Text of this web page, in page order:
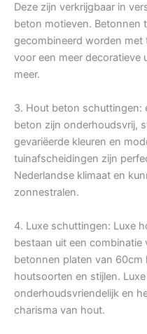
Deze zijn verkrijgbaar in
beton motieven. Betonnen
gecombineerd worden met
voor een meer decoratieve
meer.
3. Hout beton schuttingen:
beton zijn onderhoudsvrij,
gevariëerde kleuren en
tuinafscheidingen zijn
Nederlandse klimaat en
zonnestralen.
4. Luxe schuttingen: Luxe
bestaan uit een
betonnen platen van 60cm
houtsoorten en stijlen.
onderhoudsvriendelijk en
charisma van hout.